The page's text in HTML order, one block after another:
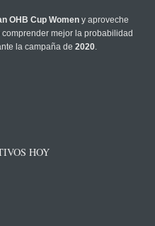
OHB Cup Womeny aproveche
mejor la probabilidad
la campaña de 2020.
HOY